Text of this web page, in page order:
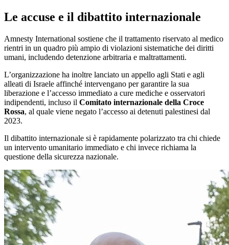
Le accuse e il dibattito internazionale
Amnesty International sostiene che il trattamento riservato al medico
rientri in un quadro più ampio di violazioni sistematiche dei diritti
umani, includendo detenzione arbitraria e maltrattamenti.
L’organizzazione ha inoltre lanciato un appello agli Stati e agli
alleati di Israele affinché intervengano per garantire la sua
liberazione e l’accesso immediato a cure mediche e osservatori
indipendenti, incluso il Comitato internazionale della Croce
Rossa, al quale viene negato l’accesso ai detenuti palestinesi dal
2023.
Il dibattito internazionale si è rapidamente polarizzato tra chi chiede
un intervento umanitario immediato e chi invece richiama la
questione della sicurezza nazionale.